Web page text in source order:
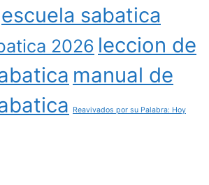
escuela sabatica
2026 leccion de
manual de
Reavivados por su Palabra: Hoy